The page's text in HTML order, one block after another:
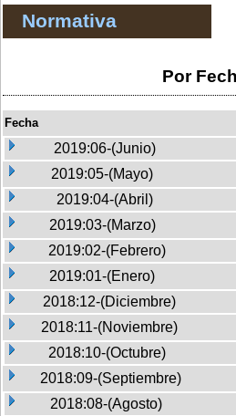
Normativa
Por
Fecha
2019:06-(Junio)
2019:05-(Mayo)
2019:04-(Abril)
2019:03-(Marzo)
2019:02-(Febrero)
2019:01-(Enero)
2018:12-(Diciembre)
2018:11-(Noviembre)
2018:10-(Octubre)
2018:09-(Septiembre)
2018:08-(Agosto)